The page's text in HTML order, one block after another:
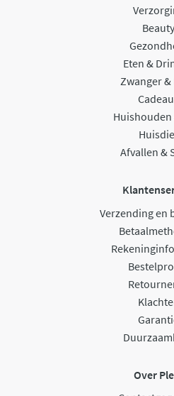
Beauty
Eten &
Zwanger &
Huishouden
Afvallen &
Verzending en
Over